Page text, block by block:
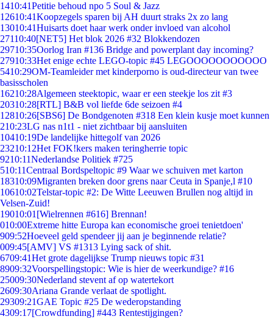
1410:41Petitie behoud npo 5 Soul & Jazz
12610:41Koopzegels sparen bij AH duurt straks 2x zo lang
13010:41Huisarts doet haar werk onder invloed van alcohol
27110:40[NET5] Het blok 2026 #32 Blokkendozen
29710:35Oorlog Iran #136 Bridge and powerplant day incoming?
27910:33Het enige echte LEGO-topic #45 LEGOOOOOOOOOOO
5410:29OM-Teamleider met kinderporno is oud-directeur van twee
basisscholen
16210:28Algemeen steektopic, waar er een steekje los zit #3
20310:28[RTL] B&B vol liefde 6de seizoen #4
12810:26[SBS6] De Bondgenoten #318 Een klein kusje moet kunnen
210:23LG nas n1t1 - niet zichtbaar bij aansluiten
10410:19De landelijke hittegolf van 2026
23210:12Het FOK!kers maken teringherrie topic
9210:11Nederlandse Politiek #725
510:11Centraal Bordspeltopic #9 Waar we schuiven met karton
18310:09Migranten breken door grens naar Ceuta in Spanje,l #10
10610:02Telstar-topic #2: De Witte Leeuwen Brullen nog altijd in
Velsen-Zuid!
19010:01 [Wielrennen #616] Brennan!
010:00Extreme hitte Europa kan economische groei tenietdoen'
909:52Hoeveel geld spendeer jij aan je beginnende relatie?
009:45[AMV] VS #1313 Lying sack of shit.
6709:41Het grote dagelijkse Trump nieuws topic #31
8909:32Voorspellingstopic: Wie is hier de weerkundige? #16
25009:30Nederland stevent af op watertekort
2609:30Ariana Grande verlaat de spotlight.
29309:21GAE Topic #25 De wederopstanding
4309:17[Crowdfunding] #443 Rentestijgingen?